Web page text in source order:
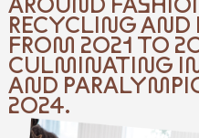
RECYCLING
FROM 2021 TO
CULMINATING
AND
2024.